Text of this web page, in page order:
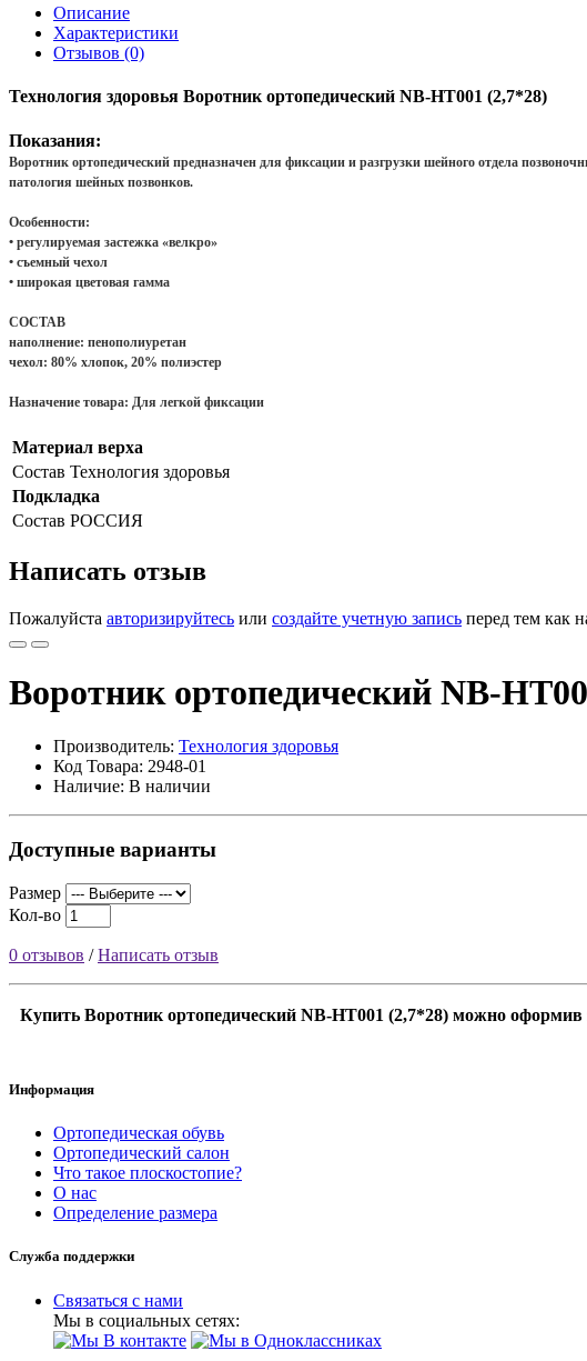
Описание
Характеристики
Отзывов (0)
Технология здоровья Воротник ортопедический NB-HT001 (2,7*28)
Показания:
Воротник ортопедический предназначен для фиксации и разгрузки шейного отдела
патология шейных позвонков.
Особенности:
• регулируемая застежка «велкро»
• съемный чехол
• широкая цветовая гамма
СОСТАВ
наполнение: пенополиуретан
чехол: 80% хлопок, 20% полиэстер
Назначение товара: Для легкой фиксации
Материал верха
Состав Технология здоровья
Подкладка
Состав РОССИЯ
Написать отзыв
Пожалуйста авторизируйтесь или создайте учетную запись перед тем как
Воротник ортопедический NB-
Производитель: Технология здоровья
Код Товара: 2948-01
Наличие: В наличии
Доступные варианты
Размер
Кол-во
0 отзывов /Написать отзыв
Купить Воротник ортопедический NB-HT001 (2,7*28) можно оформив
Информация
Ортопедическая обувь
Ортопедический салон
Что такое плоскостопие?
О нас
Определение размера
Служба поддержки
Связаться с нами
Мы в социальных сетях: